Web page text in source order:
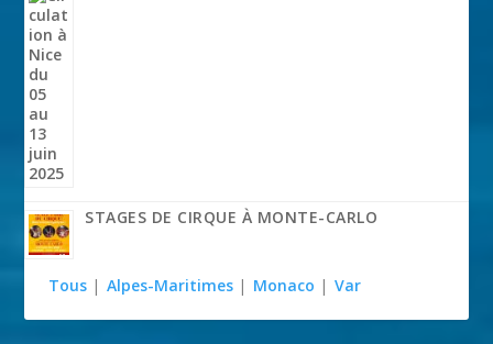
STAGES DE CIRQUE À MONTE-CARLO
Tous | Alpes-Maritimes | Monaco | Var